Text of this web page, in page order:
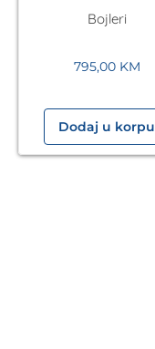
E 27/8 27kW
Bojleri
795,00 KM
Dodaj u korpu